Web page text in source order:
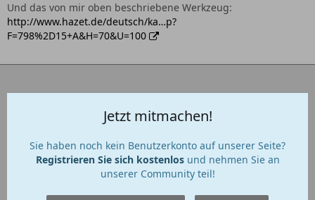
Und das von mir oben beschriebene Werkzeug:
http://www.hazet.de/deutsch/ka…p?
F=798%2D15+A&H=70&U=100
Jetzt mitmachen!
Sie haben noch kein Benutzerkonto auf unserer Seite?
Registrieren Sie sich kostenlosund nehmen Sie an
unserer Community teil!